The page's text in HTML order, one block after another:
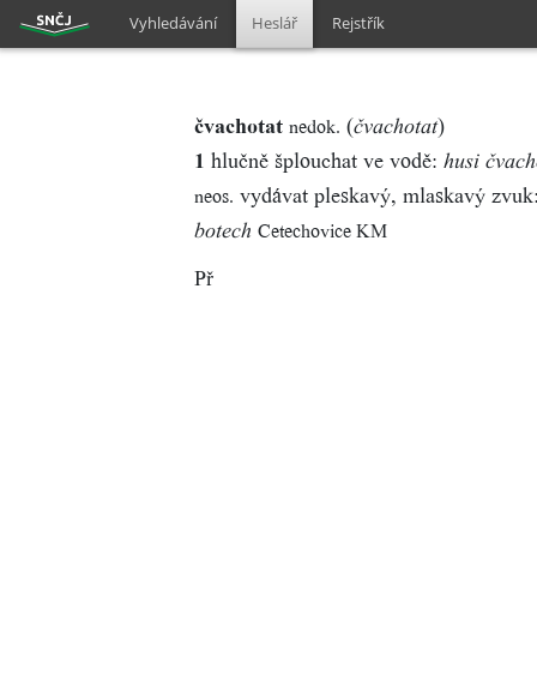
Vyhledávání Heslář Rejstřík
čvachotat nedok. (čvachotat)
1 hlučně šplouchat ve vodě: husi
neos. vydávat pleskavý, mlaskavý
botech Cetechovice KM
Př